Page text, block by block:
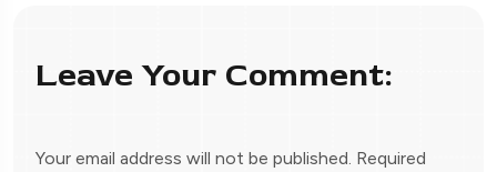
Leave Your Comment:
Your email address will not be published. Required